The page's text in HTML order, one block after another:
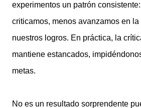
experimentos un patrón
criticamos, menos avanzamos en
nuestros logros. En práctica, la
mantiene estancados,
metas.
No es un resultado sorprendente